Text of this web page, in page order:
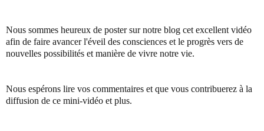
Nous sommes heureux de poster sur notre blog cet excellent vidéo
afin de faire avancer l'éveil des consciences et le progrès vers de
nouvelles possibilités et manière de vivre notre vie.
Nous espérons lire vos commentaires et que vous contribuerez à la
diffusion de ce mini-vidéo et plus.